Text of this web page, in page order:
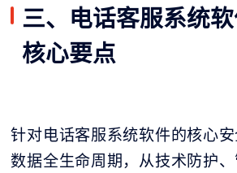
三、电话客服系统
核心要点
针对电话客服系统软件的核心
数据全生命周期，从技术防护